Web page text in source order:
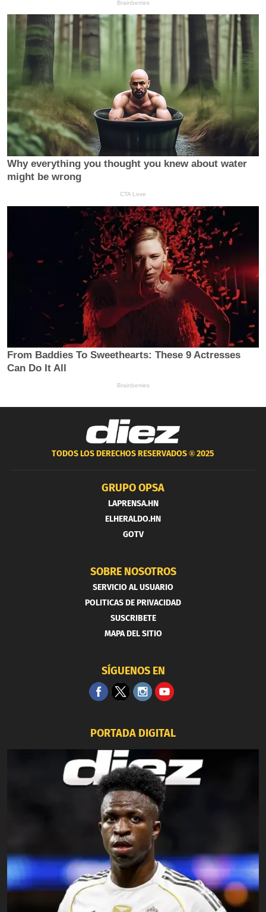
TODOS LOS DERECHOS RESERVADOS ®2025
GRUPO OPSA
LAPRENSA.HN
ELHERALDO.HN
GOTV
SOBRE NOSOTROS
SERVICIO AL USUARIO
POLITICAS DE PRIVACIDAD
SUSCRIBETE
MAPA DEL SITIO
SÍGUENOS EN
PORTADA DIGITAL